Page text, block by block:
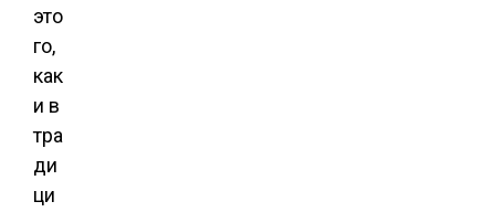
это
го,
как
и в
тра
ди
ци